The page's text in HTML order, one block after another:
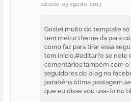
sábado, 03 agosto, 2013
Gostei muito do template só
tem metro theme da para
como faz para tirar essa
tem início,#editar?e se nele
comentários também com o
seguidores do blog no
parabéns ótima
que eu disse vou usa-lo no